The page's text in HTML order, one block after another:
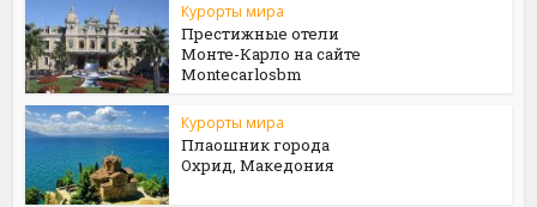
Курорты мира
Престижные отели
Монте-Карло на сайте
Мontecarlosbm
Курорты мира
Плаошник города
Охрид, Македония